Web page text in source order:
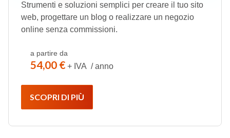
Strumenti e soluzioni semplici per creare il tuo sito
web, progettare un blog o realizzare un negozio
online senza commissioni.
a partire da
54,00 € + IVA / anno
SCOPRI DI PIÙ